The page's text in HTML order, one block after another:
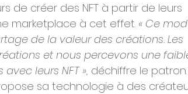
de créer des NFT à partir de leurs
marketplace à cet effet. « Ce
de la valeur des créations. Les
et nous percevons une
leurs NFT », déchiffre le patron.
sa technologie à des